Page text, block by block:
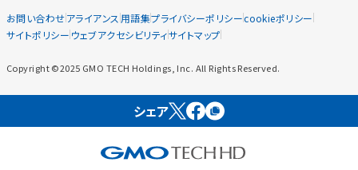
お問い合わせアライアンス 用語集プライバシーポリシーcookieポリシー
サイトポリシー ウェブアクセシビリティサイトマップ
Copyright ©2025 GMO TECH Holdings, Inc. All Rights Reserved.
シェア